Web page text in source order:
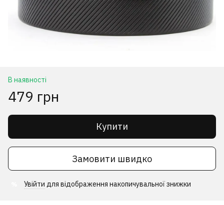
В наявності
479 грн
Купити
Замовити швидко
Увійти для відображення накопичувальної знижки